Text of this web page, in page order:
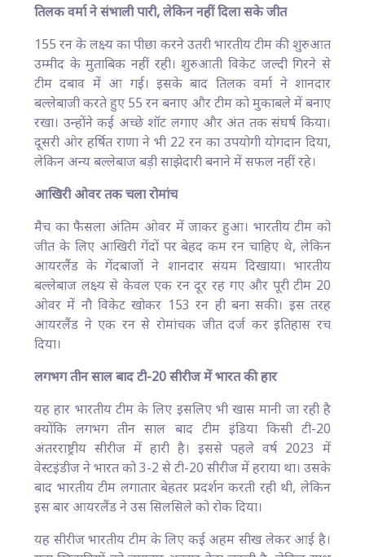
तिलक वर्मा ने संभाली पारी, लेकिन नहीं दिला सके जीत
155 रन के लक्ष्य का पीछा करने उतरी भारतीय टीम की शुरुआत
उम्मीद के मुताबिक नहीं रही। शुरुआती विकेट जल्दी गिरने से
टीम दबाव में आ गई। इसके बाद तिलक वर्मा ने शानदार
बल्लेबाजी करते हुए 55 रन बनाए और टीम को मुकाबले में बनाए
रखा। उन्होंने कई अच्छे शॉट लगाए और अंत तक संघर्ष किया।
दूसरी ओर हर्षित राणा ने भी 22 रन का उपयोगी योगदान दिया,
लेकिन अन्य बल्लेबाज बड़ी साझेदारी बनाने में सफल नहीं रहे।
आखिरी ओवर तक चला रोमांच
मैच का फैसला अंतिम ओवर में जाकर हुआ। भारतीय टीम को
जीत के लिए आखिरी गेंदों पर बेहद कम रन चाहिए थे, लेकिन
आयरलैंड के गेंदबाजों ने शानदार संयम दिखाया। भारतीय
बल्लेबाज लक्ष्य से केवल एक रन दूर रह गए और पूरी टीम 20
ओवर में नौ विकेट खोकर 153 रन ही बना सकी। इस तरह
आयरलैंड ने एक रन से रोमांचक जीत दर्ज कर इतिहास रच
दिया।
लगभग तीन साल बाद टी-20 सीरीज में भारत की हार
यह हार भारतीय टीम के लिए इसलिए भी खास मानी जा रही है
क्योंकि लगभग तीन साल बाद टीम इंडिया किसी टी-20
अंतरराष्ट्रीय सीरीज में हारी है। इससे पहले वर्ष 2023 में
वेस्टइंडीज ने भारत को 3-2 से टी-20 सीरीज में हराया था। उसके
बाद भारतीय टीम लगातार बेहतर प्रदर्शन करती रही थी, लेकिन
इस बार आयरलैंड ने उस सिलसिले को रोक दिया।
यह सीरीज भारतीय टीम के लिए कई अहम सीख लेकर आई है।